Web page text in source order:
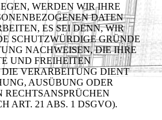
WERDEN WIR IHRE
DATEN
ES SEI DENN, WIR
SCHUTZWÜRDIGE GRÜNDE
NACHWEISEN, DIE IHRE
UND FREIHEITEN
DIE VERARBEITUNG DIENT
AUSÜBUNG ODER
ART. 21 ABS. 1 DSGVO).